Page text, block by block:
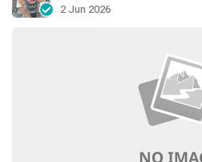
2 Jun 2026